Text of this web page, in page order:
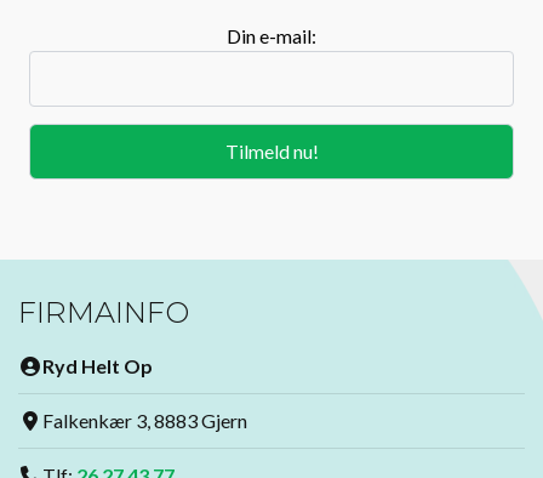
Din e-mail:
FIRMAINFO
Ryd Helt Op
Falkenkær 3, 8883 Gjern